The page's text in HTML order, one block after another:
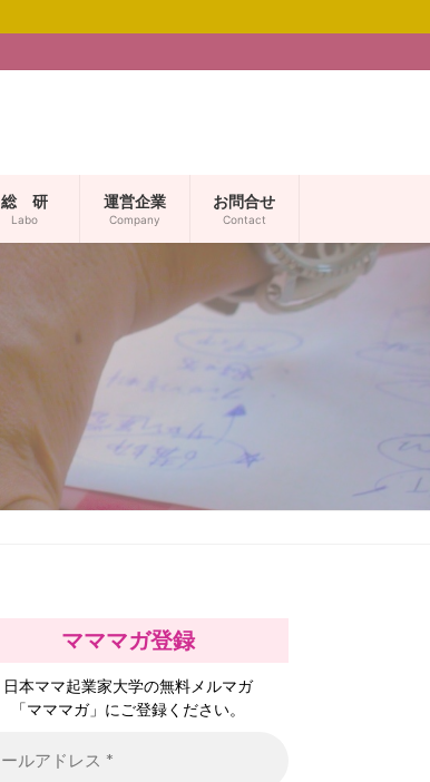
総 研
Labo
運営企業
Company
お問合せ
Contact
マママガ登録
日本ママ起業家大学の無料メルマガ
「マママガ」にご登録ください。